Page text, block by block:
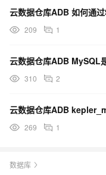
209 1
云数据仓库ADB MySQL
310 2
云数据仓库ADB
269 1
数据库